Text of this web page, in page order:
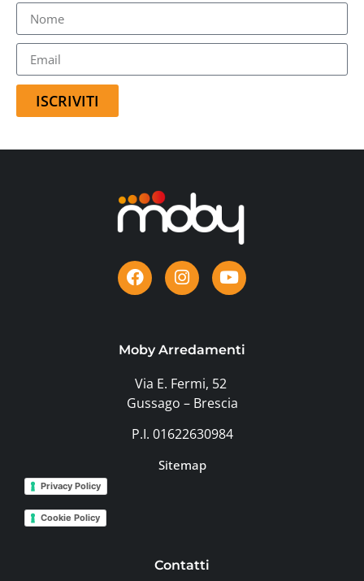
ISCRIVITI
Moby Arredamenti
Via E. Fermi, 52
Gussago – Brescia
P.I. 01622630984
Sitemap
Privacy Policy
Cookie Policy
Contatti